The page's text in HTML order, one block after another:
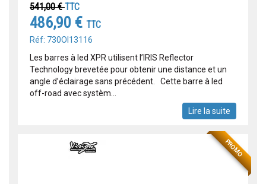
541,00 €TTC
486,90 € TTC
Réf: 730OI13116
Les barres à led XPR utilisent l’IRIS Reflector
Technology brevetée pour obtenir une distance et un
angle d’éclairage sans précédent. Cette barre à led
off-road avec systèm...
Lire la suite
PROMO